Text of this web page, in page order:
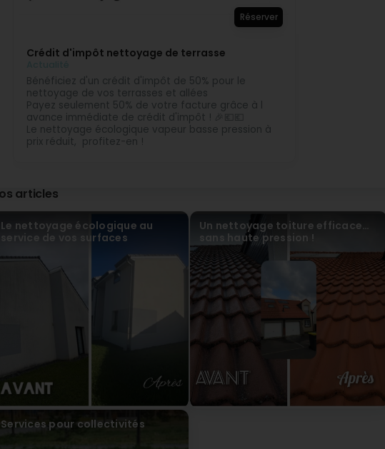
Super travail. Rapide et efficace (Translated by Google) Great work.
Il y a 3 Mois
Réserver
Crédit d'impôt nettoyage de terrasse
Bénéficiez d'un crédit d'impôt de 50% pour le
nettoyage de vos terrasses et allées
Payez seulement 50% de votre facture grâce à l
avance immédiate de crédit d'impôt ! 🎉💶💶
Le nettoyage écologique vapeur basse pression à
prix réduit, profitez-en !
articles
Le nettoyage écologique au
service de vos surfaces
Un nettoyage toiture efficace…
sans haute pression !
Services pour collectivités